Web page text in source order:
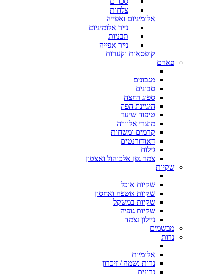
צלחות
אלומיניום ואפייה
נייר אלומיניום
תבניות
נייר אפייה
קופסאות וקערות
פארם
מגבונים
סבונים
ספוג רחצה
היגיינת הפה
טיפוח שיער
מוצרי אלוורה
קרמים ומשחות
דאודורנטים
גילוח
צמר גפן אלכוהול ואצטון
שקיות
שקיות אוכל
שקיות אשפה ואחסון
שקיות במשקל
שקיות גופיה
ניילון נצמד
מבשמים
נרות
אלומיות
נרות נשמה / זיכרון
נרונים